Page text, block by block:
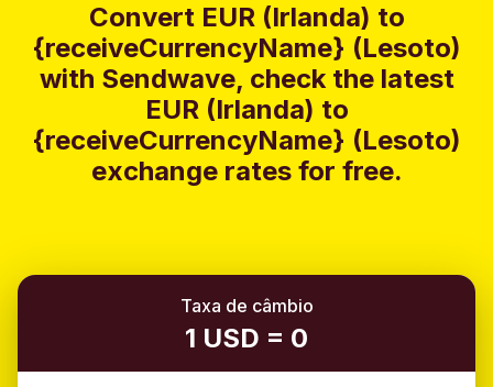
Convert EUR (Irlanda) to
{receiveCurrencyName} (Lesoto)
with Sendwave, check the latest
EUR (Irlanda) to
{receiveCurrencyName} (Lesoto)
exchange rates for free.
Taxa de câmbio
1 USD = 0